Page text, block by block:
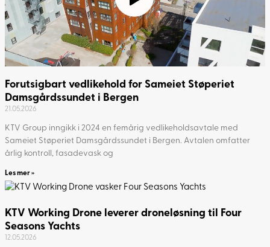
Forutsigbart vedlikehold for Sameiet Støperiet
Damsgårdssundet i Bergen
21.05.2026
KTV Group inngikk i 2024 en femårig vedlikeholdsavtale med
Sameiet Støperiet Damsgårdssundet i Bergen. Avtalen omfatter
årlig kontroll, fasadevask og
Les mer »
KTV Working Drone leverer droneløsning til Four
Seasons Yachts
12.05.2026